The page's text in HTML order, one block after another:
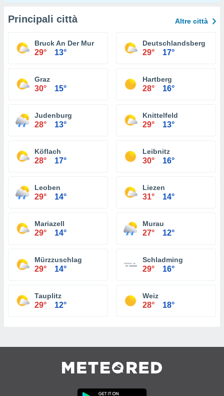
Principali città Altre città
Bruck An Der Mur
29° 13°
Deutschlandsberg
29° 17°
Graz
30° 15°
Hartberg
28° 16°
Judenburg
28° 13°
Knittelfeld
29° 13°
Köflach
28° 17°
Leibnitz
30° 16°
Leoben
29° 14°
Liezen
31° 14°
Mariazell
29° 14°
Murau
27° 12°
Mürzzuschlag
29° 14°
Schladming
29° 16°
Tauplitz
29° 12°
Weiz
28° 18°